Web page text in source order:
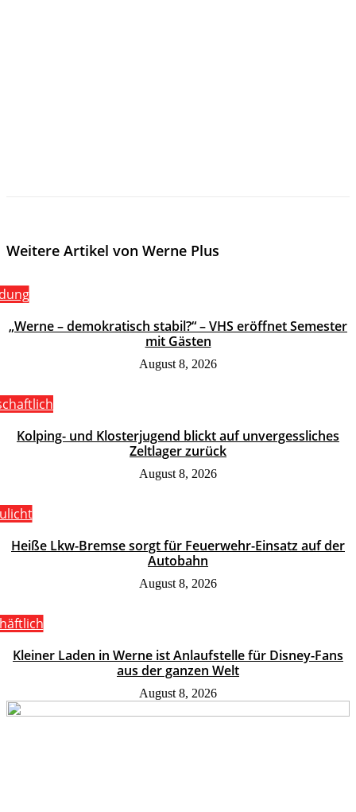
Weitere Artikel von Werne Plus
„Werne – demokratisch stabil?“ – VHS eröffnet Semester
mit Gästen
August 8, 2026
Kolping- und Klosterjugend blickt auf unvergessliches
Zeltlager zurück
August 8, 2026
Heiße Lkw-Bremse sorgt für Feuerwehr-Einsatz auf der
Autobahn
August 8, 2026
Kleiner Laden in Werne ist Anlaufstelle für Disney-Fans
aus der ganzen Welt
August 8, 2026